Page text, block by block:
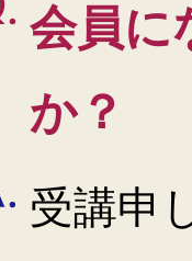
会員に
か？
受講申